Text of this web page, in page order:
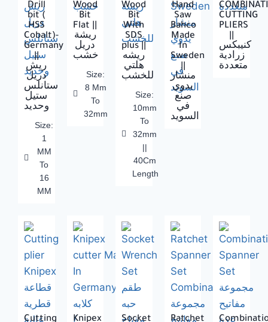
Drill
bit (
HSS
Cobalt)-
Germany
||
ريش
دريل
ستانلس
ستيل
وحديد
Size:
1
MM
To
16
MM
Wood
Bit
Flat ||
ريشة
دريل
خشب
Size:
8 Mm
To
32mm
Wood
Bit
With
SDS
plus ||
ريشه
هلتي
للخشب
Size:
10mm
To
32mm
||
40Cm
Length
Hand
Saw
Bahco
Made
In
Sweden
||
منشار
يدوي
صنع
في
السويد
CUTTING
PLIERS
كنيبكس
زرادية
متعددة
Cutting
Knipex
Socket
Ratchet